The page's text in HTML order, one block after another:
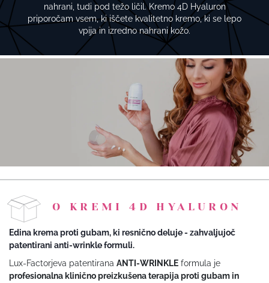
nahrani, tudi pod težo ličil. Kremo 4D Hyaluron
priporočam vsem, ki iščete kvalitetno kremo, ki se lepo
vpija in izredno nahrani kožo.
O KREMI 4D HYALURON
Edina krema proti gubam, ki resnično deluje - zahvaljujoč
patentirani anti-wrinkle formuli.
Lux-Factorjeva patentirana ANTI-WRINKLE formula je
profesionalna klinično preizkušena terapija proti gubam in